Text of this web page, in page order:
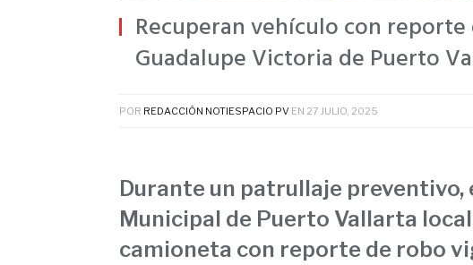
Recuperan vehículo con
Guadalupe Victoria de Puerto
POR REDACCIÓN NOTIESPACIO PV EN 27 JULIO, 2025
Durante un patrullaje preventivo,
Municipal de Puerto Vallarta
camioneta con reporte de robo